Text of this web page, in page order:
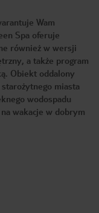
Wam
Spa oferuje
również w wersji
a także program
Obiekt oddalony
miasta
wodospadu
wakacje w dobrym